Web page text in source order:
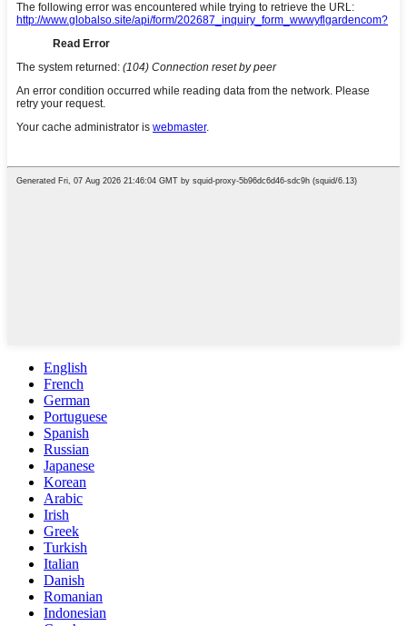
English
French
German
Portuguese
Spanish
Russian
Japanese
Korean
Arabic
Irish
Greek
Turkish
Italian
Danish
Romanian
Indonesian